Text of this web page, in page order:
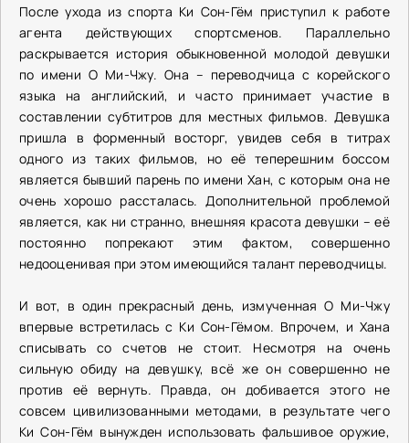
После ухода из спорта Ки Сон-Гём приступил к работе
агента действующих спортсменов. Параллельно
раскрывается история обыкновенной молодой девушки
по имени О Ми-Чжу. Она – переводчица с корейского
языка на английский, и часто принимает участие в
составлении субтитров для местных фильмов. Девушка
пришла в форменный восторг, увидев себя в титрах
одного из таких фильмов, но её теперешним боссом
является бывший парень по имени Хан, с которым она не
очень хорошо рассталась. Дополнительной проблемой
является, как ни странно, внешняя красота девушки – её
постоянно попрекают этим фактом, совершенно
недооценивая при этом имеющийся талант переводчицы.
И вот, в один прекрасный день, измученная О Ми-Чжу
впервые встретилась с Ки Сон-Гёмом. Впрочем, и Хана
списывать со счетов не стоит. Несмотря на очень
сильную обиду на девушку, всё же он совершенно не
против её вернуть. Правда, он добивается этого не
совсем цивилизованными методами, в результате чего
Ки Сон-Гём вынужден использовать фальшивое оружие,